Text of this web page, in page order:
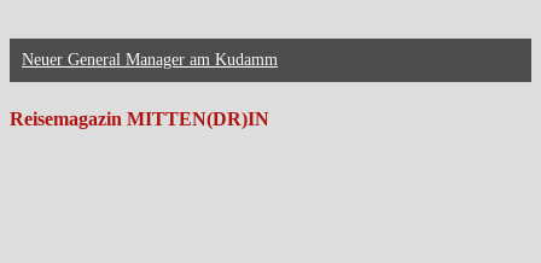
Neuer General Manager am Kudamm
Reisemagazin MITTEN(DR)IN